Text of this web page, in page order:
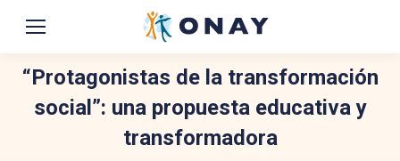
“Protagonistas de la transformación
social”: una propuesta educativa y
transformadora